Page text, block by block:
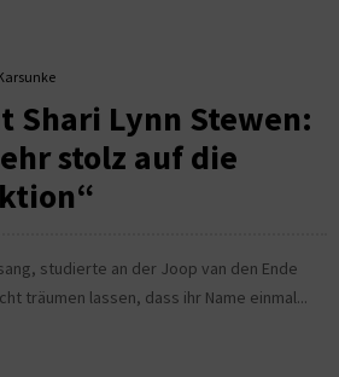
Shari Lynn Stewen:
stolz auf die
studierte an der Joop van den Ende
träumen lassen, dass ihr Name einmal...